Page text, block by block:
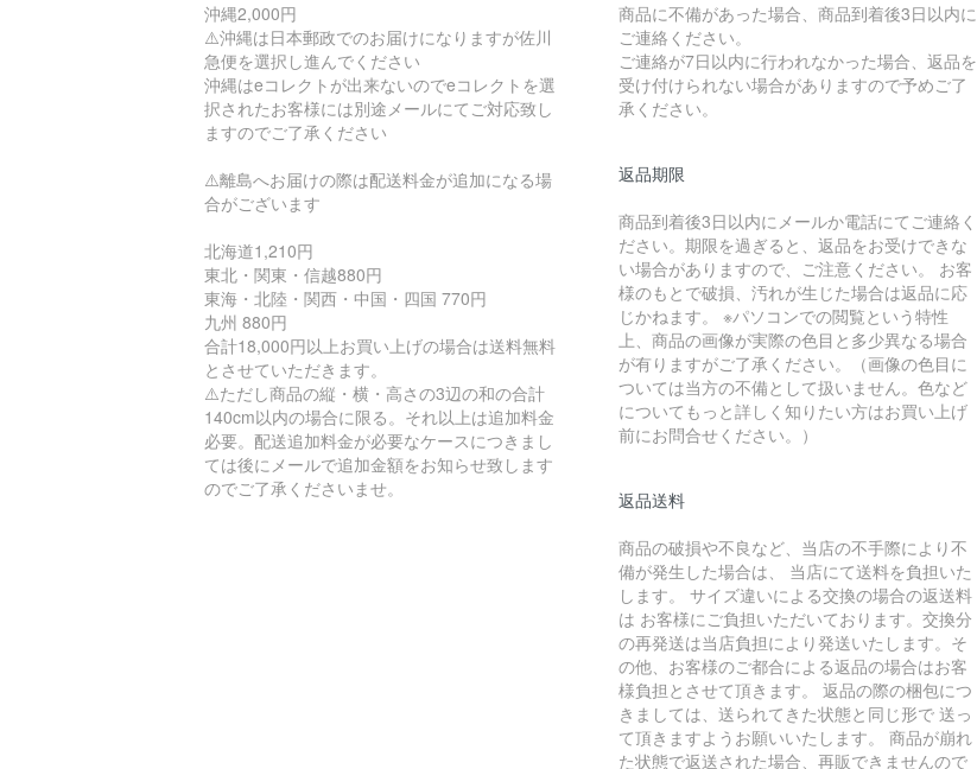
沖縄2,000円
⚠️沖縄は日本郵政でのお届けになりますが佐川
急便を選択し進んでください
沖縄はeコレクトが出来ないのでeコレクトを選
択されたお客様には別途メールにてご対応致し
ますのでご了承ください
⚠️離島へお届けの際は配送料金が追加になる場
合がございます
北海道1,210円
東北・関東・信越880円
東海・北陸・関西・中国・四国 770円
九州 880円
合計18,000円以上お買い上げの場合は送料無料
とさせていただきます。
⚠️ただし商品の縦・横・高さの3辺の和の合計
140cm以内の場合に限る。それ以上は追加料金
必要。配送追加料金が必要なケースにつきまし
ては後にメールで追加金額をお知らせ致します
のでご了承くださいませ。
商品に不備があった場合、商品到着後3日以内に
ご連絡ください。
ご連絡が7日以内に行われなかった場合、返品を
受け付けられない場合がありますので予めご了
承ください。
返品期限
商品到着後3日以内にメールか電話にてご連絡く
ださい。期限を過ぎると、返品をお受けできな
い場合がありますので、ご注意ください。 お客
様のもとで破損、汚れが生じた場合は返品に応
じかねます。 ※パソコンでの閲覧という特性
上、商品の画像が実際の色目と多少異なる場合
が有りますがご了承ください。（画像の色目に
ついては当方の不備として扱いません。色など
についてもっと詳しく知りたい方はお買い上げ
前にお問合せください。）
返品送料
商品の破損や不良など、当店の不手際により不
備が発生した場合は、 当店にて送料を負担いた
します。 サイズ違いによる交換の場合の返送料
は お客様にご負担いただいております。交換分
の再発送は当店負担により発送いたします。そ
の他、お客様のご都合による返品の場合はお客
様負担とさせて頂きます。 返品の際の梱包につ
きましては、送られてきた状態と同じ形で 送っ
て頂きますようお願いいたします。 商品が崩れ
た状態で返送された場合、再販できませんので